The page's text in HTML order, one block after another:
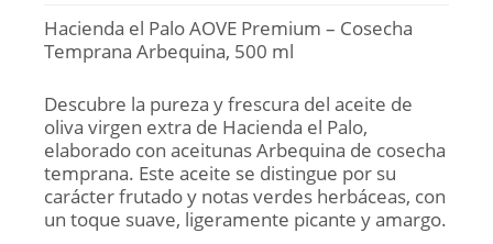
Hacienda el Palo AOVE Premium – Cosecha
Temprana Arbequina, 500 ml
Descubre la pureza y frescura del aceite de
oliva virgen extra de Hacienda el Palo,
elaborado con aceitunas Arbequina de cosecha
temprana. Este aceite se distingue por su
carácter frutado y notas verdes herbáceas, con
un toque suave, ligeramente picante y amargo.